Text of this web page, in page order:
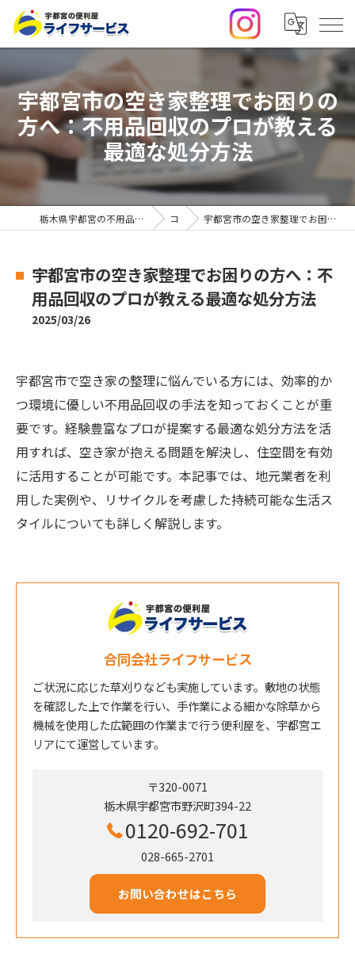
宇都宮市の空き家整理でお困りの
方へ：不用品回収のプロが教える
最適な処分方法
栃木県宇都宮の不用品回収・便利屋なら合同会社ライフサービス コラム 宇都宮市の空き家整理でお困りの方へ：不用品回収のプロが教える最適な処分方法
宇都宮市の空き家整理でお困りの方へ：不
用品回収のプロが教える最適な処分方法
2025/03/26
宇都宮市で空き家の整理に悩んでいる方には、効率的か
つ環境に優しい不用品回収の手法を知っておくことが重
要です。経験豊富なプロが提案する最適な処分方法を活
用すれば、空き家が抱える問題を解決し、住空間を有効
に活用することが可能です。本記事では、地元業者を利
用した実例や、リサイクルを考慮した持続可能な生活ス
タイルについても詳しく解説します。
合同会社ライフサービス
ご状況に応じた草刈りなども実施しています。敷地の状態
を確認した上で作業を行い、手作業による細かな除草から
機械を使用した広範囲の作業まで行う便利屋を、宇都宮エ
リアにて運営しています。
〒320-0071
栃木県宇都宮市野沢町394-22
0120-692-701
028-665-2701
お問い合わせはこちら